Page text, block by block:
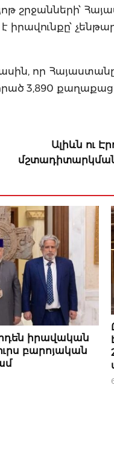
շրջանների՝
որ Հայաստանը
3,890
Ալիևն ու
իրավական
բարոյական